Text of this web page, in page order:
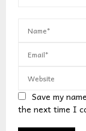
Save my
the next time I